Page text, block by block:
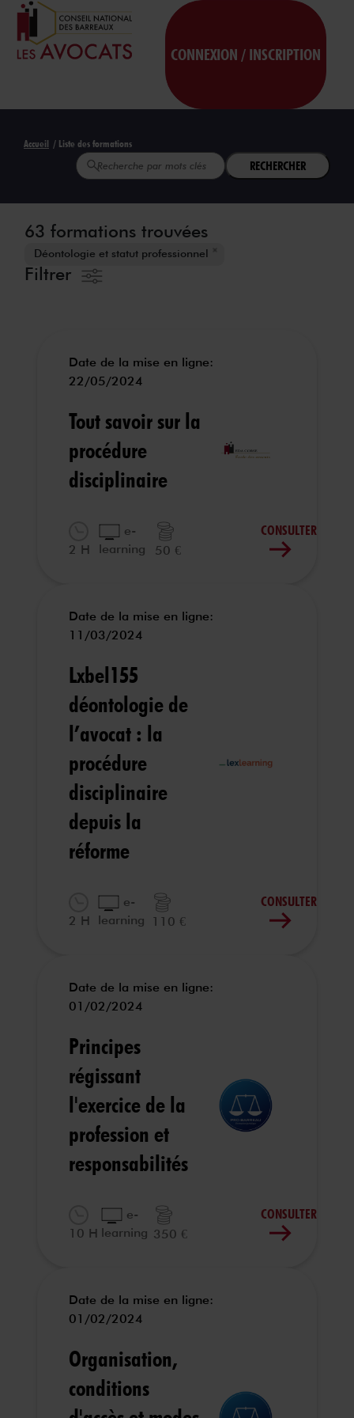
CONNEXION / INSCRIPTION
Accueil / Liste des formations
RECHERCHER
63 formations trouvées
Déontologie et statut professionnel
Filtrer
Date de la mise en ligne:
22/05/2024
Tout savoir sur la
procédure
disciplinaire
2 H
e-
learning
50 €
CONSULTER
Date de la mise en ligne:
11/03/2024
Lxbel155
déontologie de
l’avocat : la
procédure
disciplinaire
depuis la
réforme
2 H
e-
learning
110 €
CONSULTER
Date de la mise en ligne:
01/02/2024
Principes
régissant
l'exercice de la
profession et
responsabilités
10 H
e-
learning 350 €
CONSULTER
Date de la mise en ligne:
01/02/2024
Organisation,
conditions